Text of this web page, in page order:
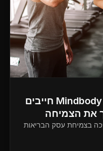
9 שאלות שעסקים של Mindbody חייבים
את הצמיחה
בצמיחת עסק הבריאות